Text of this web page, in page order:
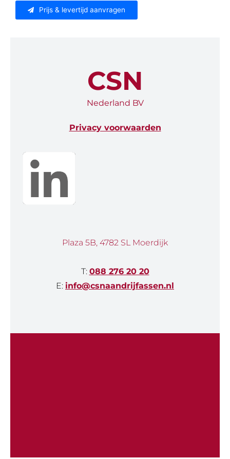
Prijs & levertijd aanvragen
CSN
Nederland BV
Privacy voorwaarden
Plaza 5B, 4782 SL Moerdijk
T: 088 276 20 20
E: info@csnaandrijfassen.nl